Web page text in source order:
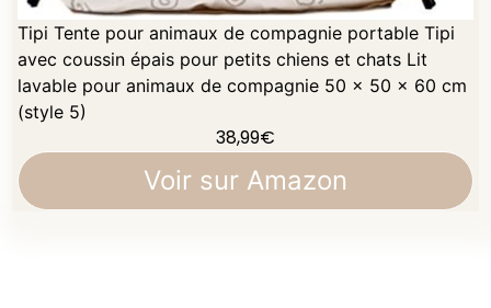
Tipi Tente pour animaux de compagnie portable Tipi
avec coussin épais pour petits chiens et chats Lit
lavable pour animaux de compagnie 50 x 50 x 60 cm
(style 5)
38,99€
Voir sur Amazon